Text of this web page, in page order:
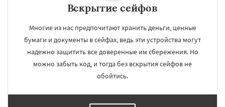
Вскрытие сейфов
Многие из нас предпочитают хранить деньги, ценные
бумаги и документы в сейфах, ведь эти устройства могут
надежно защитить все доверенные им сбережения. Но
можно забыть код, и тогда без вскрытия сейфов не
обойтись.